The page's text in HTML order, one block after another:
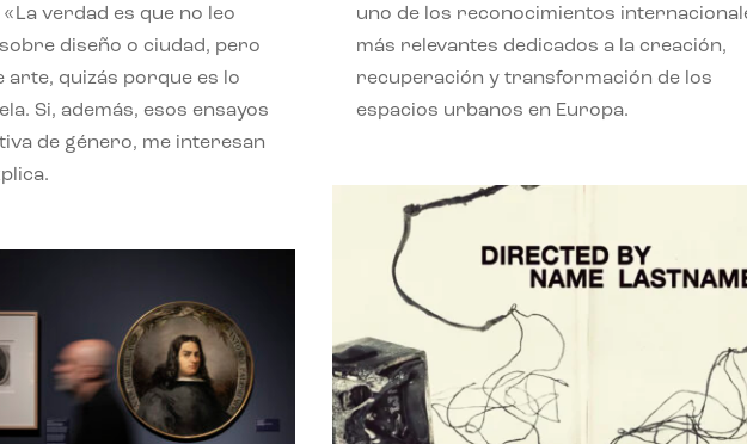
verdad es que no leo
diseño o ciudad, pero
arte, quizás porque es lo
Si, además, esos ensayos
de género, me interesan
uno de los reconocimientos
más relevantes dedicados a la creación,
recuperación y transformación de los
espacios urbanos en Europa.